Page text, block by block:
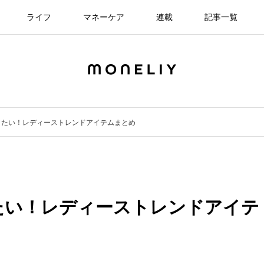
ライフ マネーケア 連載 記事一覧
い！レディーストレンドアイテムまとめ
！レディーストレンドアイテ